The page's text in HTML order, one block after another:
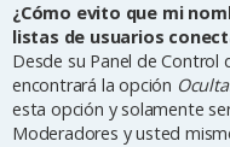
¿Cómo evito que mi
listas de usuarios
Desde su Panel de Control
encontrará la opción
esta opción y solamente
Moderadores y usted